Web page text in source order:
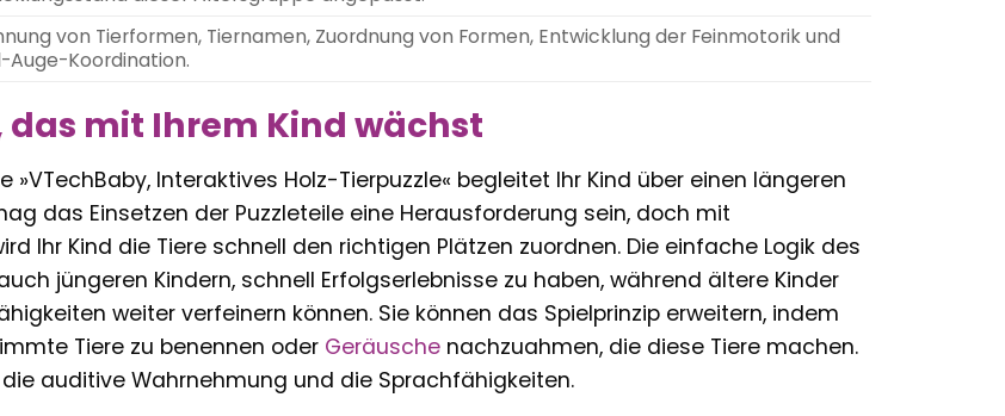
von Tierformen, Tiernamen, Zuordnung von Formen, Entwicklung der Feinmotorik und
Auge-Koordination.
das mit Ihrem Kind wächst
»VTechBaby, Interaktives Holz-Tierpuzzle« begleitet Ihr Kind über einen längeren
das Einsetzen der Puzzleteile eine Herausforderung sein, doch mit
Ihr Kind die Tiere schnell den richtigen Plätzen zuordnen. Die einfache Logik des
jüngeren Kindern, schnell Erfolgserlebnisse zu haben, während ältere Kinder
weiter verfeinern können. Sie können das Spielprinzip erweitern, indem
Tiere zu benennen oder Geräuschenachzuahmen, die diese Tiere machen.
auditive Wahrnehmung und die Sprachfähigkeiten.